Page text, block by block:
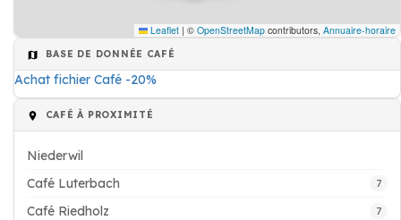
Leaflet | © OpenStreetMap contributors, Annuaire-horaire
BASE DE DONNÉE CAFÉ
Achat fichier Café -20%
CAFÉ À PROXIMITÉ
Niederwil
Café Luterbach
7
Café Riedholz 7